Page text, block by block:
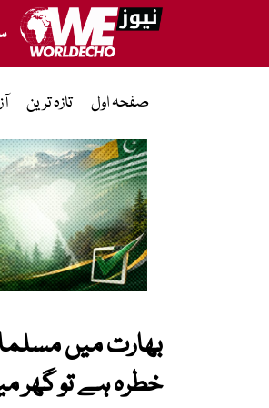
صفحہ اول تازہ ترین
بھارت میں
خطرہ ہے تو گھر